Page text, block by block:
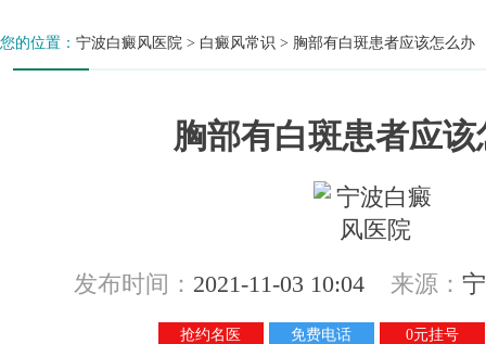
您的位置： 宁波白癜风医院 > 白癜风常识 > 胸部有白斑患者应该怎么办
胸部有白斑患者应该
发布时间： 2021-11-03 10:04 来源：
抢约名医 免费电话 0元挂号